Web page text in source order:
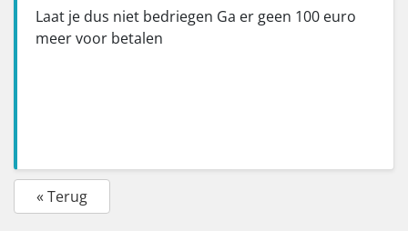
Laat je dus niet bedriegen Ga er geen 100 euro
meer voor betalen
« Terug